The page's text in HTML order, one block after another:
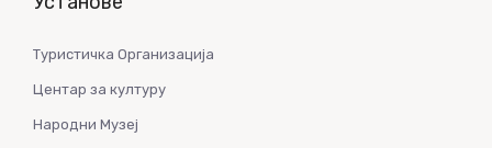
Туристичка Организација
Центар за културу
Народни Музеј